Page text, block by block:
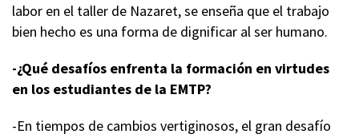
labor en el taller de Nazaret, se enseña que el trabajo
bien hecho es una forma de dignificar al ser humano.
-¿Qué desafíos enfrenta la formación en virtudes
en los estudiantes de la EMTP?
-En tiempos de cambios vertiginosos, el gran desafío